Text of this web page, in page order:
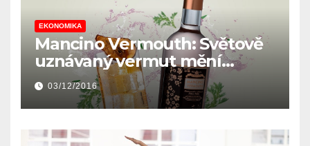
EKONOMIKA
Mancino Vermouth: Světově
uznávaný vermut mění
distribuci
03/12/2016